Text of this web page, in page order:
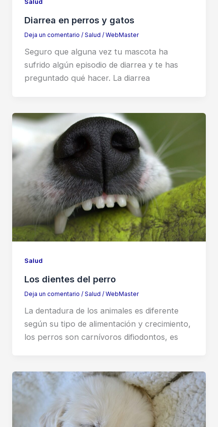
Salud
Diarrea en perros y gatos
Deja un comentario / Salud / WebMaster
Seguro que alguna vez tu mascota ha
sufrido algún episodio de diarrea y te has
preguntado qué hacer. La diarrea
Salud
Los dientes del perro
Deja un comentario / Salud / WebMaster
La dentadura de los animales es diferente
según su tipo de alimentación y crecimiento,
los perros son carnívoros difiodontos, es